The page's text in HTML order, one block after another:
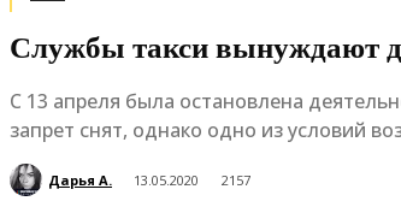
Cлужбы такси вынуждают
С 13 апреля была остановлена
запрет снят, однако одно из условий
Дарья А. 13.05.2020 2157